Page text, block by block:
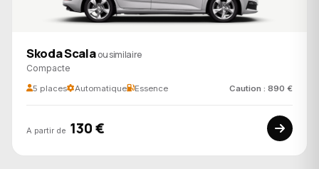
Skoda Scalaou similaire
Compacte
5 places Automatique Essence Caution : 890 €
A partir de 130 €